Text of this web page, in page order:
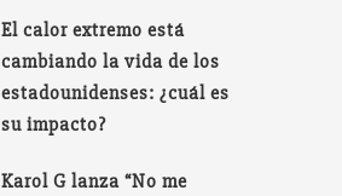
El calor extremo está
cambiando la vida de los
estadounidenses: ¿cuál es
su impacto?
Karol G lanza “No me